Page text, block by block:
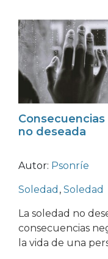
no deseada
Autor: Psonríe
Soledad, Soledad
La soledad no
consecuencias
la vida de una